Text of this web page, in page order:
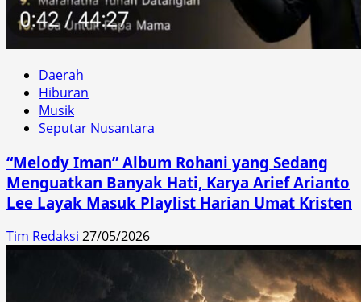
Daerah
Hiburan
Musik
Seputar Nusantara
“Melody Iman” Album Rohani yang Sedang
Menguatkan Banyak Hati, Karya Arief Arianto
Lee Layak Masuk Playlist Harian Umat Kristen
Tim Redaksi 27/05/2026